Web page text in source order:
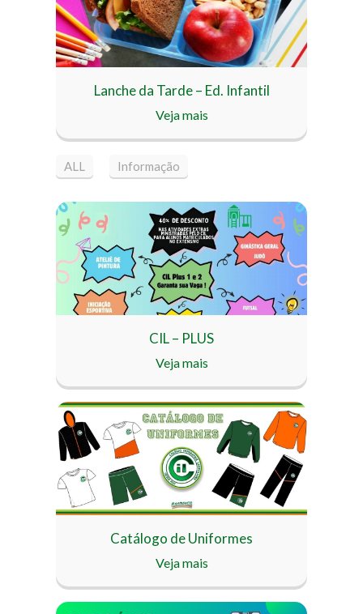
Lanche da Tarde – Ed. Infantil
Veja mais
ALL Informação
CIL – PLUS
Veja mais
Catálogo de Uniformes
Veja mais